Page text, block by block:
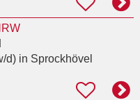
d)in Sprockhövel